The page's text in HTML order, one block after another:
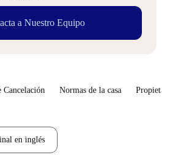
a Nuestro Equipo
Cancelación Normas de la casa
en inglés